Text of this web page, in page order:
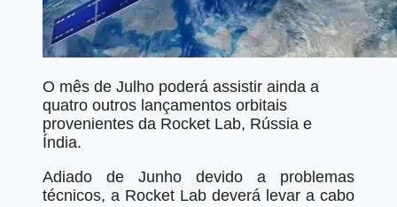
O mês de Julho poderá assistir ainda a
quatro outros lançamentos orbitais
provenientes da Rocket Lab, Rússia e
Índia.
Adiado de Junho devido a problemas
técnicos, a Rocket Lab deverá levar a cabo